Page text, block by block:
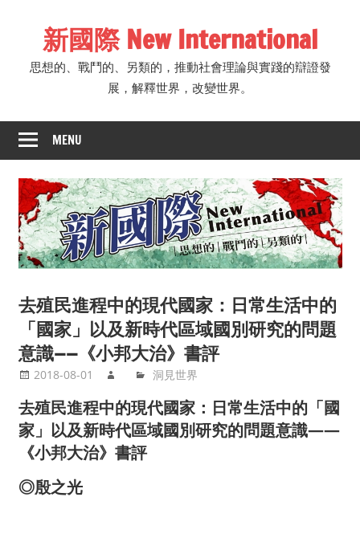
新國際 New International
思想的、戰鬥的、另類的，推動社會理論與實踐的辯證發
展，解釋世界，改變世界。
MENU
去殖民進程中的現代國家：日常生活中的
「國家」以及新時代區域國別研究的問題
意識——《小邦大治》書評
2018-08-01 洞見世界
去殖民進程中的現代國家：日常生活中的「國
家」以及新時代區域國別研究的問題意識——
《小邦大治》書評
◎殷之光